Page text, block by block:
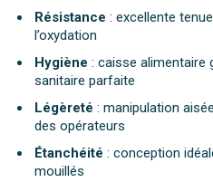
Résistance : excellente
l’oxydation
Hygiène : caisse alimentaire
sanitaire parfaite
Légèreté : manipulation
des opérateurs
Étanchéité : conception
mouillés